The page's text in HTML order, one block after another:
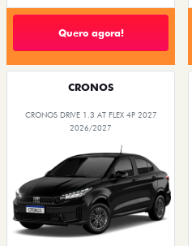
Quero agora!
CRONOS
CRONOS DRIVE 1.3 AT FLEX 4P 2027
2026/2027